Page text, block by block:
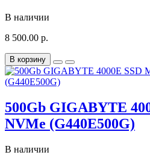
В наличии
8 500.00 р.
В корзину
500Gb GIGABYTE
NVMe (G440E500G)
В наличии